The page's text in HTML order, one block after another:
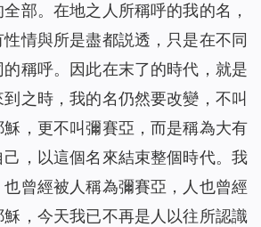
部。在地之人所稱呼的我的名，
情與所是盡都説透，只是在不同
稱呼。因此在末了的時代，就是
之時，我的名仍然要改變，不叫
，更不叫彌賽亞，而是稱為大有
，以這個名來結束整個時代。我
曾經被人稱為彌賽亞，人也曾經
，今天我已不再是人以往所認識